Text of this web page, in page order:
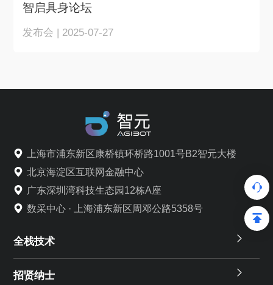
智启具身论坛
发布会 | 2025-07-27
上海市浦东新区康桥镇环桥路1001号B2智元大楼
北京海淀区互联网金融中心
广东深圳湾科技生态园12栋A座
数采中心 · 上海浦东新区周邓公路5358号
全栈技术
招贤纳士